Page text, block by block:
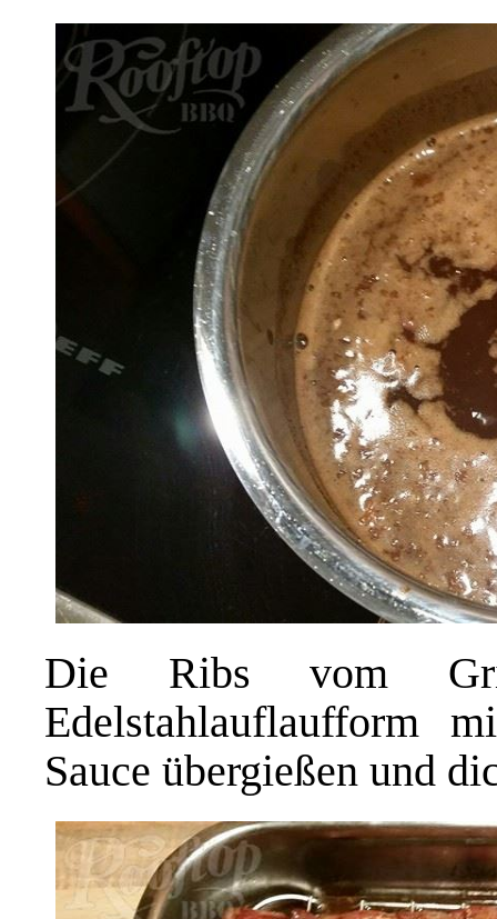
Die Ribs vom
Edelstahlauflaufform
Sauce übergießen und